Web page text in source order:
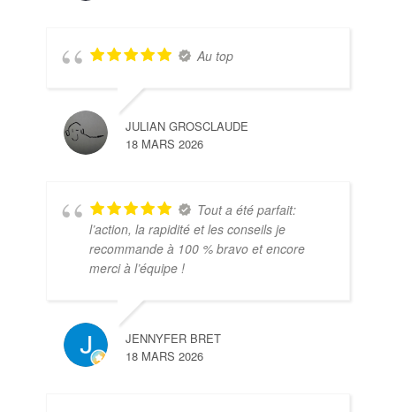
Au top
JULIAN GROSCLAUDE
18 MARS 2026
Tout a été parfait:
l’action, la rapidité et les conseils je
recommande à 100 % bravo et encore
merci à l’équipe !
JENNYFER BRET
18 MARS 2026